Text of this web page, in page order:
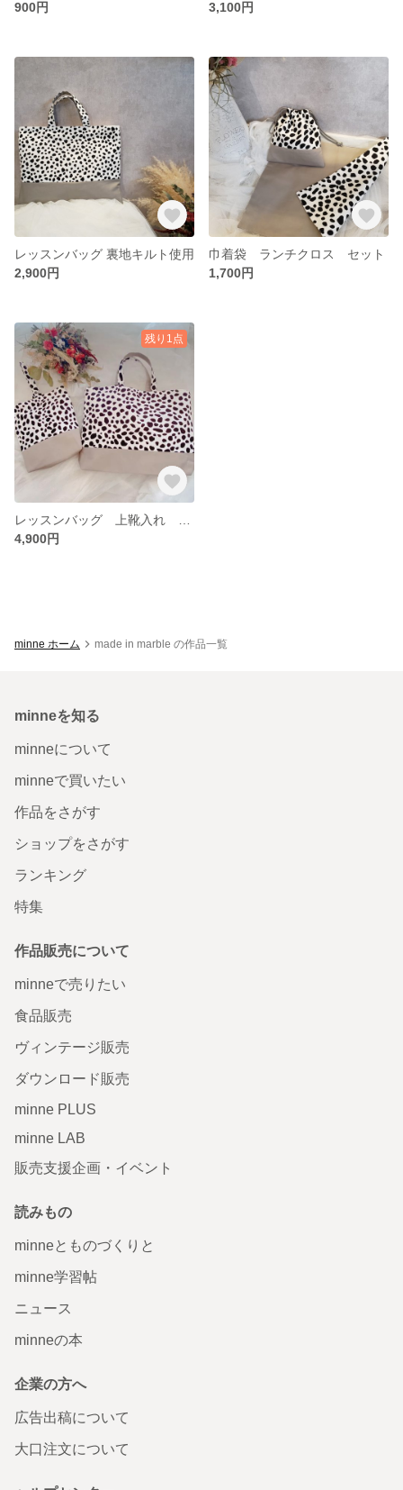
900円 3,100円
レッスンバッグ 裏地キルト使用
2,900円
巾着袋 ランチクロス セット
1,700円
残り1点
4,900円
minne ホーム made in marble の作品一覧
minneを知る
minneについて
minneで買いたい
作品をさがす
ショップをさがす
ランキング
特集
作品販売について
minneで売りたい
食品販売
ヴィンテージ販売
ダウンロード販売
minne PLUS
minne LAB
販売支援企画・イベント
読みもの
minneとものづくりと
minne学習帖
ニュース
minneの本
企業の方へ
広告出稿について
大口注文について